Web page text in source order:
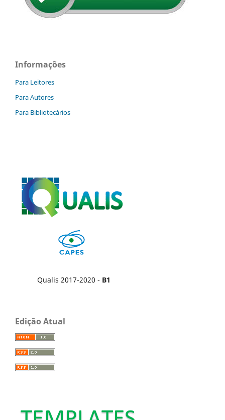
Informações
Para Leitores
Para Autores
Para Bibliotecários
Qualis 2017-2020 - B1
Edição Atual